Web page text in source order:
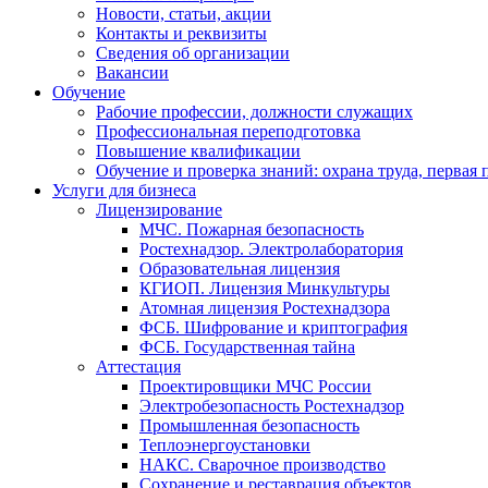
Новости, статьи, акции
Контакты и реквизиты
Сведения об организации
Вакансии
Обучение
Рабочие профессии, должности служащих
Профессиональная переподготовка
Повышение квалификации
Обучение и проверка знаний: охрана труда,
Услуги для бизнеса
Лицензирование
МЧС. Пожарная безопасность
Ростехнадзор. Электролаборатория
Образовательная лицензия
КГИОП. Лицензия Минкультуры
Атомная лицензия Ростехнадзора
ФСБ. Шифрование и криптография
ФСБ. Государственная тайна
Аттестация
Проектировщики МЧС России
Электробезопасность Ростехнадзор
Промышленная безопасность
Теплоэнергоустановки
НАКС. Сварочное производство
Сохранение и реставрация объектов